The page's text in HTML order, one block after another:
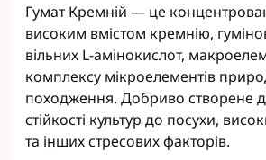
Гумат Кремній — це
високим вмістом кремнію,
вільних L-амінокислот,
комплексу мікроелементів
походження. Добриво створене
стійкості культур до посухи,
та інших стресових факторів.